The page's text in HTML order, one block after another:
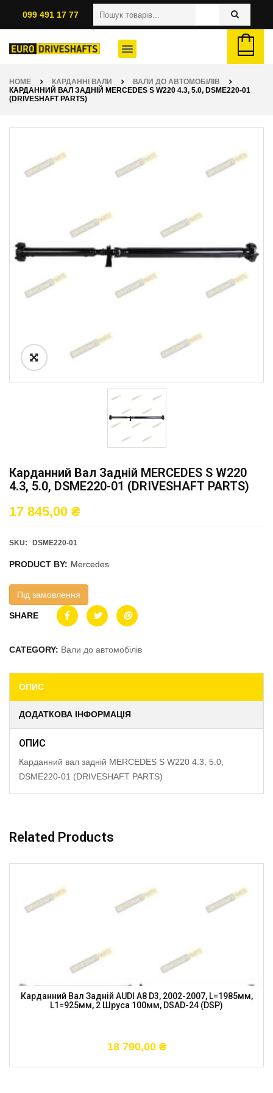
099 491 17 77
HOME КАРДАННІ ВАЛИ
ВАЛИ ДО АВТОМОБІЛІВ
КАРДАННИЙ ВАЛ ЗАДНІЙ MERCEDES S W220 4.3, 5.0, DSME220-01
(DRIVESHAFT PARTS)
Карданний Вал Задній MERCEDES S W220
4.3, 5.0, DSME220-01 (DRIVESHAFT PARTS)
17 845,00 ₴
SKU: DSME220-01
PRODUCT BY: Mercedes
Під замовлення
SHARE
CATEGORY: Вали до автомобілів
ОПИС
ДОДАТКОВА ІНФОРМАЦІЯ
ОПИС
Карданний вал задній MERCEDES S W220 4.3, 5.0,
DSME220-01 (DRIVESHAFT PARTS)
Related Products
Карданний Вал Задній AUDI A8 D3, 2002-2007, L=1985мм,
L1=925мм, 2 Шруса 100мм, DSAD-24 (DSP)
18 790,00 ₴